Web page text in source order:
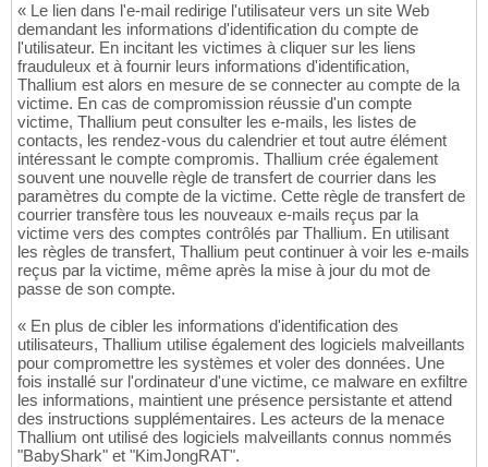
« Le lien dans l'e-mail redirige l'utilisateur vers un site Web
demandant les informations d'identification du compte de
l'utilisateur. En incitant les victimes à cliquer sur les liens
frauduleux et à fournir leurs informations d'identification,
Thallium est alors en mesure de se connecter au compte de la
victime. En cas de compromission réussie d'un compte
victime, Thallium peut consulter les e-mails, les listes de
contacts, les rendez-vous du calendrier et tout autre élément
intéressant le compte compromis. Thallium crée également
souvent une nouvelle règle de transfert de courrier dans les
paramètres du compte de la victime. Cette règle de transfert de
courrier transfère tous les nouveaux e-mails reçus par la
victime vers des comptes contrôlés par Thallium. En utilisant
les règles de transfert, Thallium peut continuer à voir les e-mails
reçus par la victime, même après la mise à jour du mot de
passe de son compte.
« En plus de cibler les informations d'identification des
utilisateurs, Thallium utilise également des logiciels malveillants
pour compromettre les systèmes et voler des données. Une
fois installé sur l'ordinateur d'une victime, ce malware en exfiltre
les informations, maintient une présence persistante et attend
des instructions supplémentaires. Les acteurs de la menace
Thallium ont utilisé des logiciels malveillants connus nommés
"BabyShark" et "KimJongRAT".